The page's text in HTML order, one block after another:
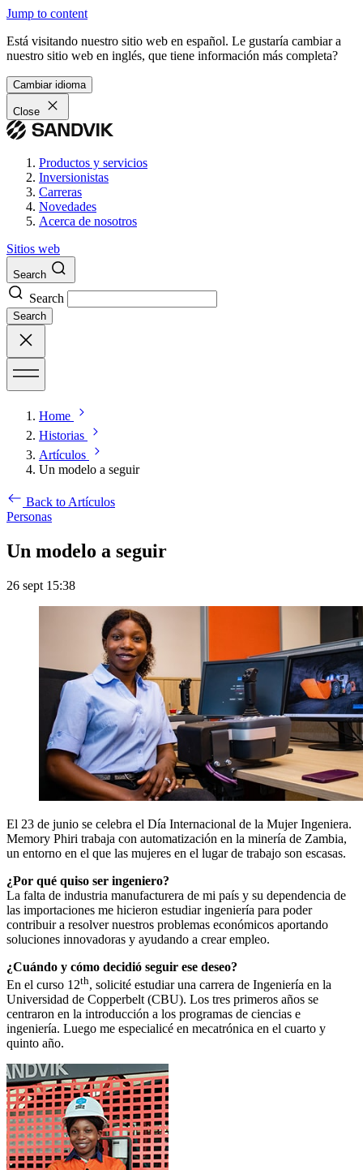
Jump to content
Está visitando nuestro sitio web en español. Le gustaría cambiar a
nuestro sitio web en inglés, que tiene información más completa?
Cambiar idioma
Close
Productos y servicios
Inversionistas
Carreras
Novedades
Acerca de nosotros
Sitios web
Search
Search
Search
Home
Historias
Artículos
Un modelo a seguir
Back to Artículos
Personas
Un modelo a seguir
26 sept 15:38
El 23 de junio se celebra el Día Internacional de la Mujer Ingeniera.
Memory Phiri trabaja con automatización en la minería de Zambia,
un entorno en el que las mujeres en el lugar de trabajo son escasas.
¿Por qué quiso ser ingeniero?
La falta de industria manufacturera de mi país y su dependencia de
las importaciones me hicieron estudiar ingeniería para poder
contribuir a resolver nuestros problemas económicos aportando
soluciones innovadoras y ayudando a crear empleo.
¿Cuándo y cómo decidió seguir ese deseo?
En el curso 12th, solicité estudiar una carrera de Ingeniería en la
Universidad de Copperbelt (CBU). Los tres primeros años se
centraron en la introducción a los programas de ciencias e
ingeniería. Luego me especialicé en mecatrónica en el cuarto y
quinto año.